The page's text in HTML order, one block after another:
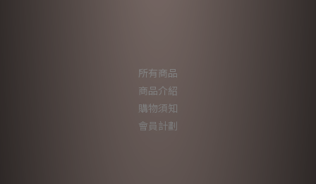
所有商品
商品介紹
購物須知
會員計劃